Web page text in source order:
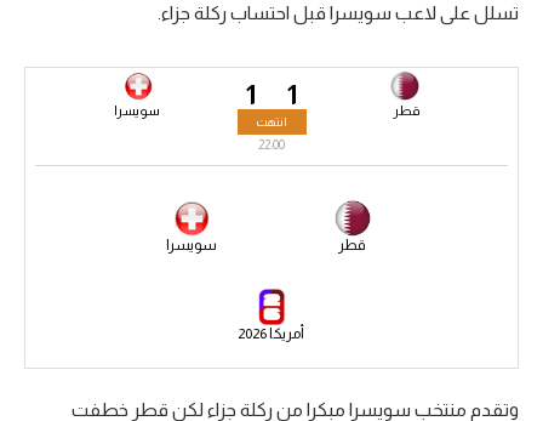
الدوري الإنجليزي
دوري أبطال أوروبا
كرة يد
تسلل على لاعب سويسرا قبل احتساب ركلة جزاء.
1 قطر 1 سويسرا
انتهت
22:00
قطر سويسرا
أمريكا 2026
وتقدم منتخب سويسرا مبكرا من ركلة جزاء لكن قطر خطفت